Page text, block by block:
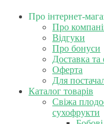
Про інтернет-
Про
Відгуки
Про бонуси
Доставка та
Оферта
Для
Каталог товарів
Свіжа
сухофрукти